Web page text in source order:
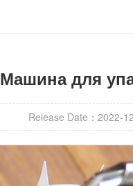
Машина для
Release Date：2022-